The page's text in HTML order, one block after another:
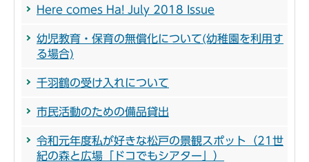
Here comes Ha! July 2018 Issue
幼児教育・保育の無償化について(幼稚園を利用す
る場合)
千羽鶴の受け入れについて
市民活動のための備品貸出
令和元年度私が好きな松戸の景観スポット（21世
紀の森と広場「ドコでもシアター」）